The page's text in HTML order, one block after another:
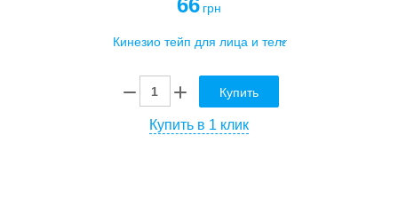
66 грн
Купить
Купить в 1 клик